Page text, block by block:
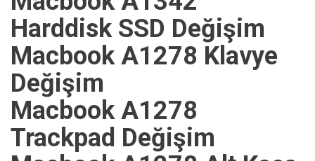
Harddisk SSD Değişim
Macbook A1278 Klavye
Değişim
Macbook A1278
Trackpad Değişim